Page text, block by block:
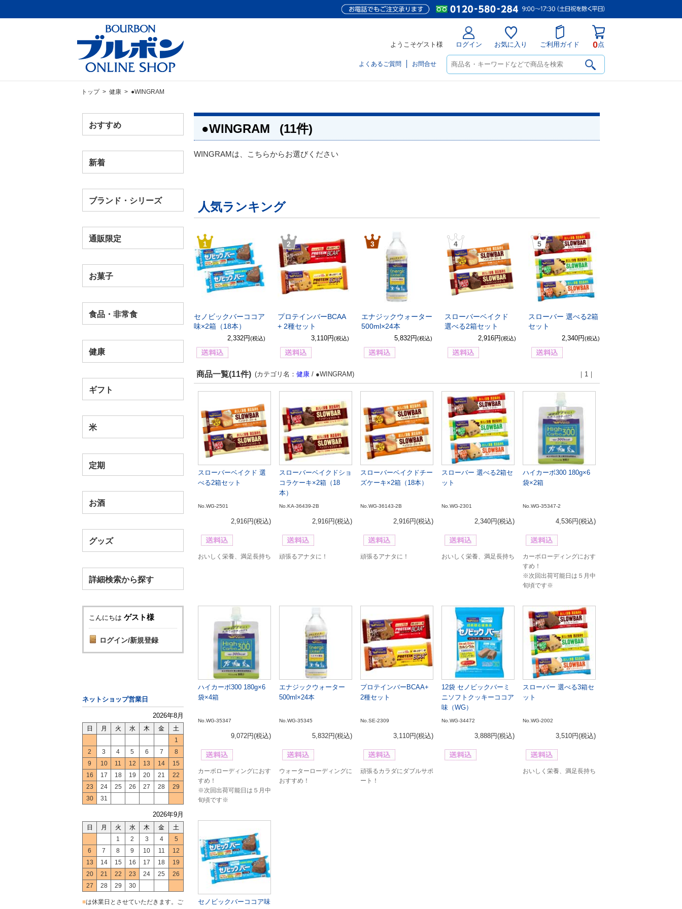
ようこそゲスト様 ログイン お気に入り ご利用ガイド 0点
よくあるご質問 お問合せ
トップ> 健康> ●WINGRAM
おすすめ
新着
ブランド・シリーズ
通販限定
お菓子
食品・非常食
健康
ギフト
米
定期
お酒
グッズ
詳細検索から探す
こんにちは ゲスト様
ログイン/新規登録
ネットショップ営業日
2026年8月
日 月 火 水 木 金
土
1
2
3 4 5 6 7
8
9
10 11 12 13 14
15
16
17 18 19 20 21
22
23
24 25 26 27 28
29
30
31
2026年9月
日 月 火 水 木 金
土
1
2 3 4
5
6
7 8 9 10 11
12
13
14 15 16 17 18
19
20
21 22 23 24 25
26
27
28 29 30
■は休業日とさせていただきます。ご
●WINGRAM (11件)
WINGRAMは、こちらからお選びください
人気ランキング
1
セノビックバーココア
味×2箱（18本）
2,332円(税込)
2
プロテインバーBCAA
+ 2種セット
3,110円(税込)
3
エナジックウォーター
500ml×24本
5,832円(税込)
4
スローバーベイクド
選べる2箱セット
2,916円(税込)
5
スローバー 選べる2箱
セット
2,340円(税込)
商品一覧(11件) ｜1｜
(カテゴリ名： 健康 / ●WINGRAM)
スローバーベイクド 選
べる2箱セット
No.WG-2501
2,916円(税込)
おいしく栄養、満足長持ち
スローバーベイクドショ
コラケーキ×2箱（18
本）
No.KA-36439-2B
2,916円(税込)
頑張るアナタに！
スローバーベイクドチー
ズケーキ×2箱（18本）
No.WG-36143-2B
2,916円(税込)
頑張るアナタに！
スローバー 選べる2箱セ
ット
No.WG-2301
2,340円(税込)
おいしく栄養、満足長持ち
ハイカーボ300 180g×6
袋×2箱
No.WG-35347-2
4,536円(税込)
カーボローディングにおす
すめ！
※次回出荷可能日は５月中
旬頃です※
ハイカーボ300 180g×6
袋×4箱
No.WG-35347
9,072円(税込)
カーボローディングにおす
すめ！
※次回出荷可能日は５月中
旬頃です※
エナジックウォーター
500ml×24本
No.WG-35345
5,832円(税込)
ウォーターローディングに
おすすめ！
プロテインバーBCAA+
2種セット
No.SE-2309
3,110円(税込)
頑張るカラダにダブルサポ
ート！
12袋 セノビックバーミ
ニソフトクッキーココア
味（WG）
No.WG-34472
3,888円(税込)
スローバー 選べる3箱セ
ット
No.WG-2002
3,510円(税込)
おいしく栄養、満足長持ち
セノビックバーココア味